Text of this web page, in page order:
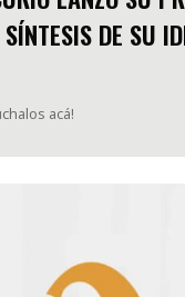
DE SU
acá!